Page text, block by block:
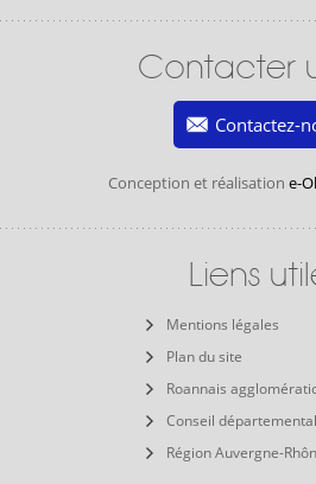
Contacter
Contactez-
Conception et réalisation e-
Liens
Mentions légales
Plan du site
Roannais
Conseil
Région Auvergne-